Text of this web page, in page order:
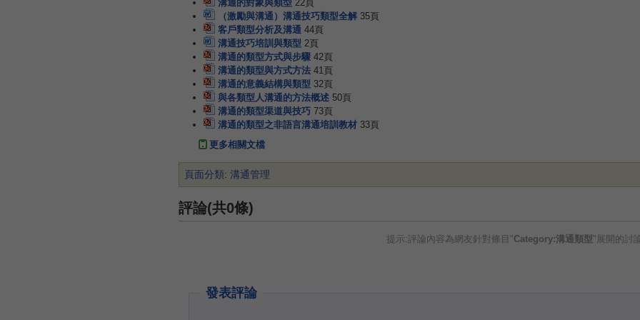
溝通的對象與類型 22頁
（激勵與溝通）溝通技巧類型全解 35頁
客戶類型分析及溝通 44頁
溝通技巧培訓與類型 2頁
溝通的類型方式與步驟 42頁
溝通的類型與方式方法 41頁
溝通的意義結構與類型 32頁
與各類型人溝通的方法概述 50頁
溝通的類型渠道與技巧 73頁
溝通的類型之非語言溝通培訓教材 33頁
更多相關文檔
頁面分類: 溝通管理
評論(共0條)
提示:評論內容為網友針對條目"Category:溝通類型"展開的討
發表評論